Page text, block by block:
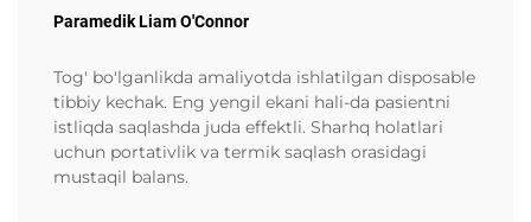
Paramedik Liam O'Connor
Tog' bo'lganlikda amaliyotda ishlatilgan disposable
tibbiy kechak. Eng yengil ekani hali-da pasientni
istliqda saqlashda juda effektli. Sharhq holatlari
uchun portativlik va termik saqlash orasidagi
mustaqil balans.